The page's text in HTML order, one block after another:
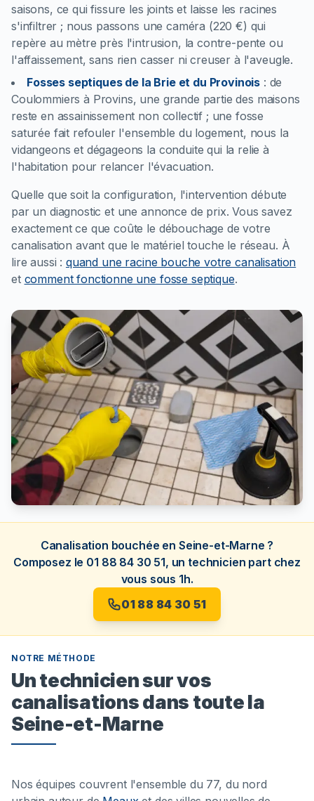
saisons, ce qui fissure les joints et laisse les racines
s'infiltrer ; nous passons une caméra (220 €) qui
repère au mètre près l'intrusion, la contre-pente ou
l'affaissement, sans rien casser ni creuser à l'aveugle.
Fosses septiques de la Brie et du Provinois : de
Coulommiers à Provins, une grande partie des maisons
reste en assainissement non collectif ; une fosse
saturée fait refouler l'ensemble du logement, nous la
vidangeons et dégageons la conduite qui la relie à
l'habitation pour relancer l'évacuation.
Quelle que soit la configuration, l'intervention débute
par un diagnostic et une annonce de prix. Vous savez
exactement ce que coûte le débouchage de votre
canalisation avant que le matériel touche le réseau. À
lire aussi : quand une racine bouche votre canalisation
et comment fonctionne une fosse septique.
Canalisation bouchée en Seine-et-Marne ?
Composez le 01 88 84 30 51, un technicien part chez
vous sous 1h.
01 88 84 30 51
NOTRE MÉTHODE
Un technicien sur vos
canalisations dans toute la
Seine-et-Marne
Nos équipes couvrent l'ensemble du 77, du nord